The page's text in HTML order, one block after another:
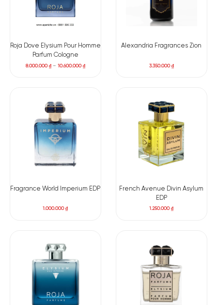
Cỏ Xạ Hương
Nhựa Cây
Galbanum
Gỗ Tuyết Tùng
Tinh Dầu Cỏ
Linh Lan Thung
Hoa Nhài Hoa Hồng
Hương
Elysium được xem là một trong những sáng tạo nam tính được
yêu thích nhất của ROJA, bởi khả năng cân bằng tuyệt vời
giữa sự tươi mát rạng rỡ và chiều sâu quyến rũ.
Roja Dove Elysium Pour Homme
Parfum Cologne
8.000.000₫– 10.600.000₫
Alexandria Fragrances Zion
3.350.000₫
Fragrance World Imperium EDP
1.000.000₫
French Avenue Divin Asylum
EDP
1.250.000₫